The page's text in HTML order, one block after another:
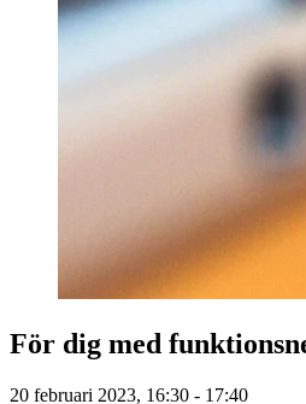
För dig med
20 februari 2023, 16:30 - 17:40